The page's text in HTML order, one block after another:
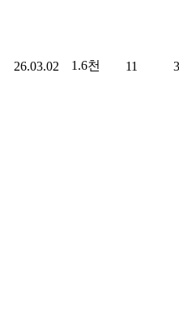
26.03.02 1.6천 11 3